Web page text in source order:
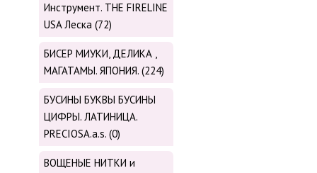
Инструмент. THE FIRELINE
USA Леска (72)
БИСЕР МИУКИ, ДЕЛИКА ,
МАГАТАМЫ. ЯПОНИЯ. (224)
БУСИНЫ БУКВЫ БУСИНЫ
ЦИФРЫ. ЛАТИНИЦА.
PRECIOSA.a.s. (0)
ВОЩЕНЫЕ НИТКИ и